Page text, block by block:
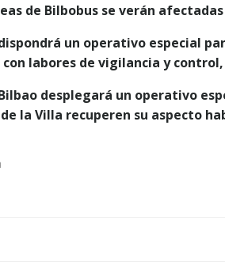
de Bilbobus se verán
un operativo especial
labores de vigilancia y
desplegará un operativo
la Villa recuperen su aspecto